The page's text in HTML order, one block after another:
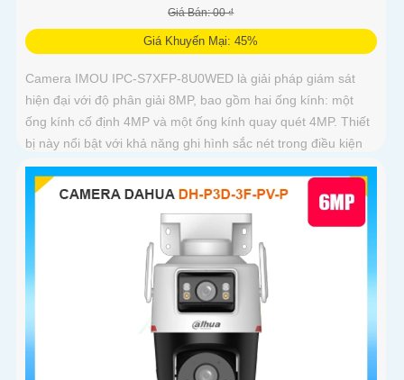
Giá Bán: 00 ₫
Giá Khuyến Mại: 45%
Camera IMOU IPC-S7XFP-8U0WED là giải pháp giám sát
hiện đại với độ phân giải 8MP, bao gồm hai ống kính: một
ống kính cố định 4MP và một ống kính quay quét 4MP. Thiết
bị này nổi bật với khả năng ghi hình sắc nét trong điều kiện
ánh sáng yếu nhờ công nghệ AURORA siêu nhạy sáng